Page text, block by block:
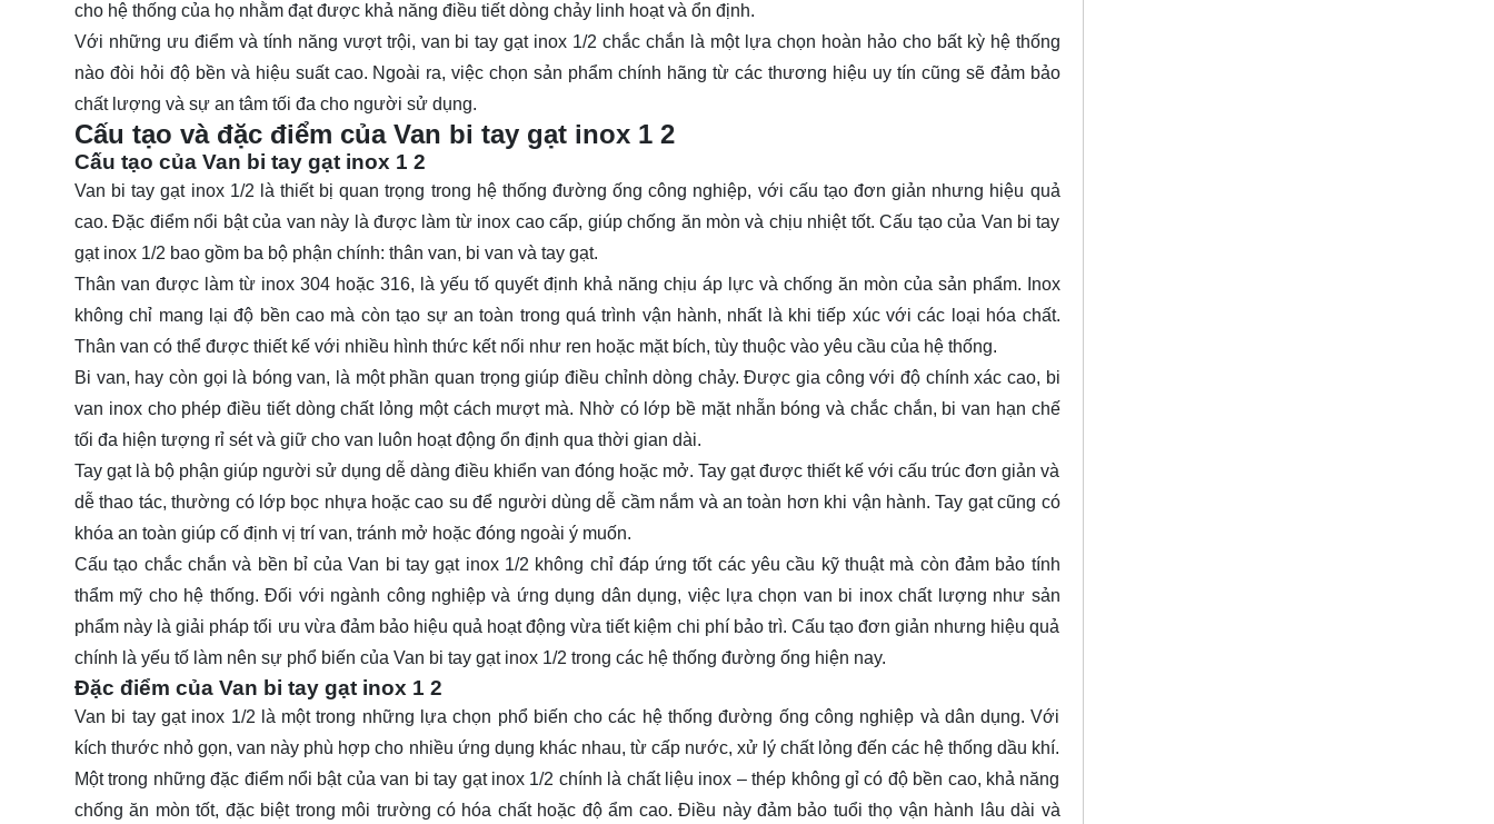
cho hệ thống của họ nhằm đạt được khả năng điều tiết dòng chảy linh hoạt và ổn định.
Với những ưu điểm và tính năng vượt trội, van bi tay gạt inox 1/2 chắc chắn là một lựa chọn hoàn hảo cho bất kỳ hệ thống
nào đòi hỏi độ bền và hiệu suất cao. Ngoài ra, việc chọn sản phẩm chính hãng từ các thương hiệu uy tín cũng sẽ đảm bảo
chất lượng và sự an tâm tối đa cho người sử dụng.
Cấu tạo và đặc điểm của Van bi tay gạt inox 1 2
Cấu tạo của Van bi tay gạt inox 1 2
Van bi tay gạt inox 1/2 là thiết bị quan trọng trong hệ thống đường ống công nghiệp, với cấu tạo đơn giản nhưng hiệu quả
cao. Đặc điểm nổi bật của van này là được làm từ inox cao cấp, giúp chống ăn mòn và chịu nhiệt tốt. Cấu tạo của Van bi tay
gạt inox 1/2 bao gồm ba bộ phận chính: thân van, bi van và tay gạt.
Thân van được làm từ inox 304 hoặc 316, là yếu tố quyết định khả năng chịu áp lực và chống ăn mòn của sản phẩm. Inox
không chỉ mang lại độ bền cao mà còn tạo sự an toàn trong quá trình vận hành, nhất là khi tiếp xúc với các loại hóa chất.
Thân van có thể được thiết kế với nhiều hình thức kết nối như ren hoặc mặt bích, tùy thuộc vào yêu cầu của hệ thống.
Bi van, hay còn gọi là bóng van, là một phần quan trọng giúp điều chỉnh dòng chảy. Được gia công với độ chính xác cao, bi
van inox cho phép điều tiết dòng chất lỏng một cách mượt mà. Nhờ có lớp bề mặt nhẵn bóng và chắc chắn, bi van hạn chế
tối đa hiện tượng rỉ sét và giữ cho van luôn hoạt động ổn định qua thời gian dài.
Tay gạt là bộ phận giúp người sử dụng dễ dàng điều khiển van đóng hoặc mở. Tay gạt được thiết kế với cấu trúc đơn giản và
dễ thao tác, thường có lớp bọc nhựa hoặc cao su để người dùng dễ cầm nắm và an toàn hơn khi vận hành. Tay gạt cũng có
khóa an toàn giúp cố định vị trí van, tránh mở hoặc đóng ngoài ý muốn.
Cấu tạo chắc chắn và bền bỉ của Van bi tay gạt inox 1/2 không chỉ đáp ứng tốt các yêu cầu kỹ thuật mà còn đảm bảo tính
thẩm mỹ cho hệ thống. Đối với ngành công nghiệp và ứng dụng dân dụng, việc lựa chọn van bi inox chất lượng như sản
phẩm này là giải pháp tối ưu vừa đảm bảo hiệu quả hoạt động vừa tiết kiệm chi phí bảo trì. Cấu tạo đơn giản nhưng hiệu quả
chính là yếu tố làm nên sự phổ biến của Van bi tay gạt inox 1/2 trong các hệ thống đường ống hiện nay.
Đặc điểm của Van bi tay gạt inox 1 2
Van bi tay gạt inox 1/2 là một trong những lựa chọn phổ biến cho các hệ thống đường ống công nghiệp và dân dụng. Với
kích thước nhỏ gọn, van này phù hợp cho nhiều ứng dụng khác nhau, từ cấp nước, xử lý chất lỏng đến các hệ thống dầu khí.
Một trong những đặc điểm nổi bật của van bi tay gạt inox 1/2 chính là chất liệu inox – thép không gỉ có độ bền cao, khả năng
chống ăn mòn tốt, đặc biệt trong môi trường có hóa chất hoặc độ ẩm cao. Điều này đảm bảo tuổi thọ vận hành lâu dài và